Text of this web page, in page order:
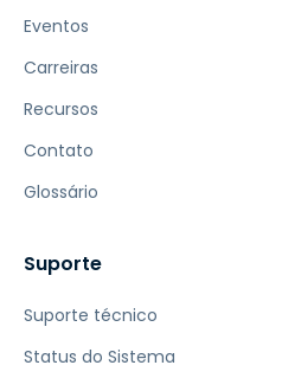
Eventos
Carreiras
Recursos
Contato
Glossário
Suporte
Suporte técnico
Status do Sistema